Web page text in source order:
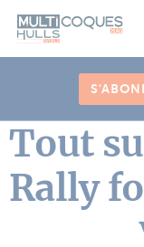
Tout
Rally